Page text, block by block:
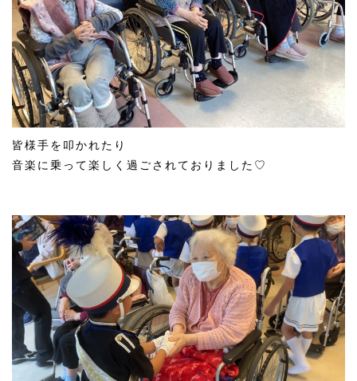
皆様手を叩かれたり
音楽に乗って楽しく過ごされておりました♡